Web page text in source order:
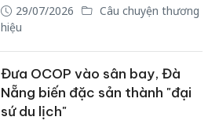
29/07/2026
Câu chuyện thương
hiệu
Đưa OCOP vào sân bay, Đà
Nẵng biến đặc sản thành "đại
sứ du lịch"